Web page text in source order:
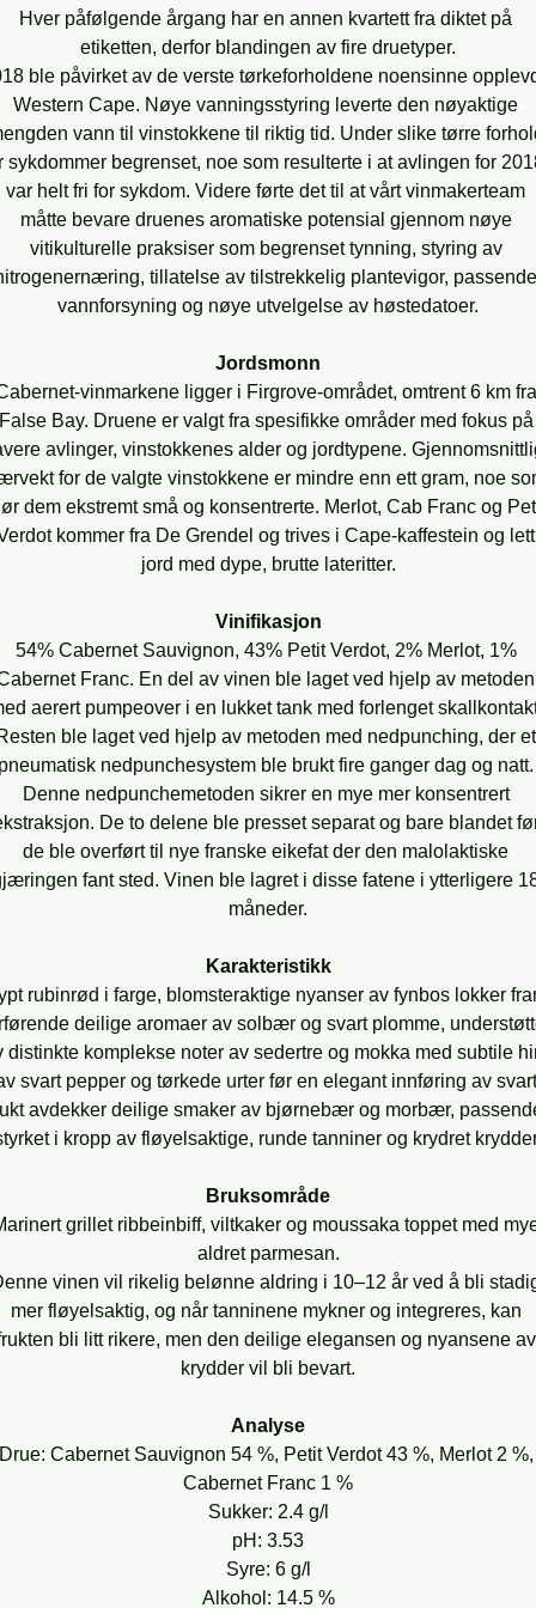
Hver påfølgende årgang har en annen kvartett fra diktet på
etiketten, derfor blandingen av fire druetyper.
ble påvirket av de verste tørkeforholdene noensinne
Western Cape. Nøye vanningsstyring leverte den nøyaktige
vann til vinstokkene til riktig tid. Under slike tørre
sykdommer begrenset, noe som resulterte i at avlingen for
var helt fri for sykdom. Videre førte det til at vårt vinmakerteam
måtte bevare druenes aromatiske potensial gjennom nøye
vitikulturelle praksiser som begrenset tynning, styring av
tillatelse av tilstrekkelig plantevigor, passende
vannforsyning og nøye utvelgelse av høstedatoer.
Jordsmonn
vinmarkene ligger i Firgrove-området, omtrent 6 km fra
False Bay. Druene er valgt fra spesifikke områder med fokus på
avlinger, vinstokkenes alder og jordtypene.
for de valgte vinstokkene er mindre enn ett gram, noe
dem ekstremt små og konsentrerte. Merlot, Cab Franc og
kommer fra De Grendel og trives i Cape-kaffestein og lett
jord med dype, brutte lateritter.
Vinifikasjon
54% Cabernet Sauvignon, 43% Petit Verdot, 2% Merlot, 1%
Franc. En del av vinen ble laget ved hjelp av metoden
aerert pumpeover i en lukket tank med forlenget
ble laget ved hjelp av metoden med nedpunching, der et
pneumatisk nedpunchesystem ble brukt fire ganger dag og natt.
Denne nedpunchemetoden sikrer en mye mer konsentrert
De to delene ble presset separat og bare blandet
de ble overført til nye franske eikefat der den malolaktiske
fant sted. Vinen ble lagret i disse fatene i ytterligere
måneder.
Karakteristikk
rubinrød i farge, blomsteraktige nyanser av fynbos lokker
deilige aromaer av solbær og svart plomme,
distinkte komplekse noter av sedertre og mokka med subtile
svart pepper og tørkede urter før en elegant innføring av
avdekker deilige smaker av bjørnebær og morbær,
i kropp av fløyelsaktige, runde tanniner og krydret
Bruksområde
grillet ribbeinbiff, viltkaker og moussaka toppet med
aldret parmesan.
vinen vil rikelig belønne aldring i 10–12 år ved å bli
mer fløyelsaktig, og når tanninene mykner og integreres, kan
bli litt rikere, men den deilige elegansen og nyansene av
krydder vil bli bevart.
Analyse
Drue: Cabernet Sauvignon 54 %, Petit Verdot 43 %, Merlot 2 %,
Cabernet Franc 1 %
Sukker: 2.4 g/l
pH: 3.53
Syre: 6 g/l
Alkohol: 14.5 %